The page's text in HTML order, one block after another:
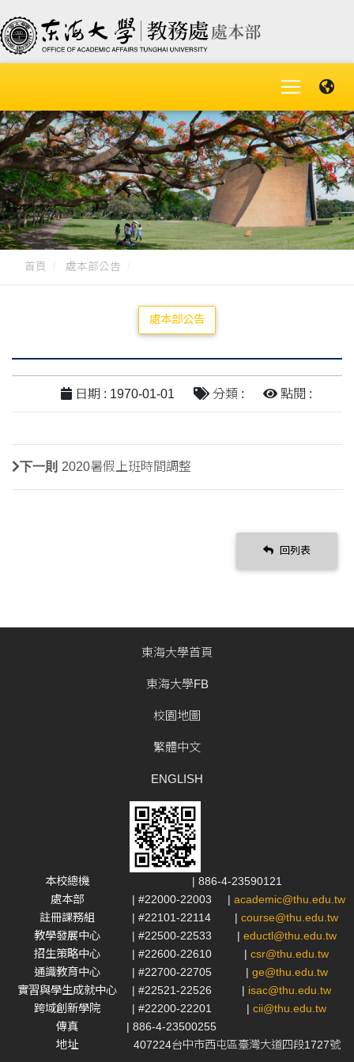
首頁 處本部公告
處本部公告
日期 : 1970-01-01 分類 : 點閱 :
下一則 2020暑假上班時間調整
回列表
東海大學首頁
東海大學FB
校園地圖
繁體中文
ENGLISH
本校總機
| 886-4-23590121
處本部
| #22000-22003 | academic@thu.edu.tw
註冊課務組
| #22101-22114 | course@thu.edu.tw
教學發展中心
| #22500-22533 | eductl@thu.edu.tw
招生策略中心
| #22600-22610 | csr@thu.edu.tw
通識教育中心
| #22700-22705 | ge@thu.edu.tw
實習與學生成就中心
| #22521-22526 | isac@thu.edu.tw
跨域創新學院
| #22200-22201 | cii@thu.edu.tw
傳真
| 886-4-23500255
地址
407224台中市西屯區臺灣大道四段1727號